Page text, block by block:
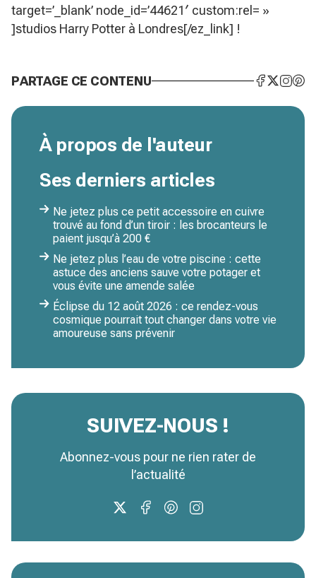
target=’_blank’ node_id=’44621′ custom:rel= »
]studios Harry Potter à Londres[/ez_link] !
PARTAGE CE CONTENU
À propos de l'auteur
Ses derniers articles
Ne jetez plus ce petit accessoire en cuivre
trouvé au fond d’un tiroir : les brocanteurs le
paient jusqu’à 200 €
Ne jetez plus l’eau de votre piscine : cette
astuce des anciens sauve votre potager et
vous évite une amende salée
Éclipse du 12 août 2026 : ce rendez-vous
cosmique pourrait tout changer dans votre vie
amoureuse sans prévenir
SUIVEZ-NOUS !
Abonnez-vous pour ne rien rater de
l’actualité